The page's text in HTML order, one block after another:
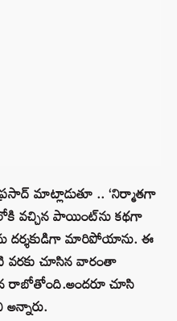
మాట్లాడుతూ .. ‘నిర్మాతగా
వచ్చిన పాయింట్‌ను కథగా
దర్శకుడిగా మారిపోయాను. ఈ
చూసిన వారంతా
రాబోతోంది.అందరూ చూసి
అన్నారు.